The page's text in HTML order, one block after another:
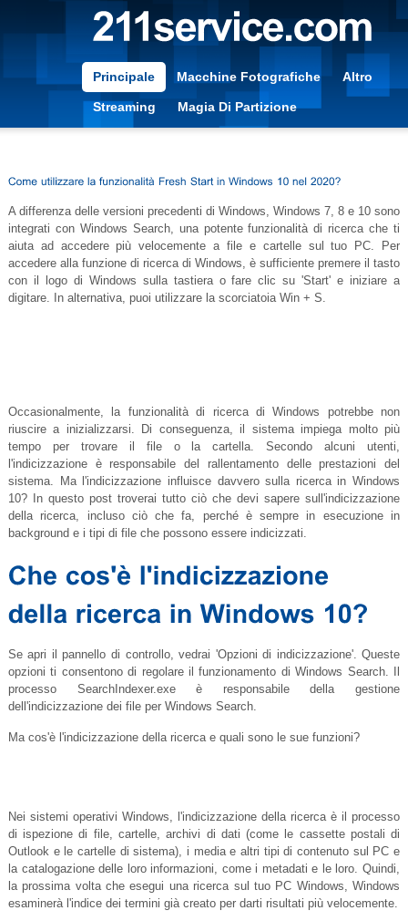
Principale Macchine Fotografiche Altro
Streaming Magia Di Partizione
A differenza delle versioni precedenti di Windows, Windows 7, 8 e 10 sono
integrati con Windows Search, una potente funzionalità di ricerca che ti
aiuta ad accedere più velocemente a file e cartelle sul tuo PC. Per
accedere alla funzione di ricerca di Windows, è sufficiente premere il tasto
con il logo di Windows sulla tastiera o fare clic su 'Start' e iniziare a
digitare. In alternativa, puoi utilizzare la scorciatoia Win + S.
Occasionalmente, la funzionalità di ricerca di Windows potrebbe non
riuscire a inizializzarsi. Di conseguenza, il sistema impiega molto più
tempo per trovare il file o la cartella. Secondo alcuni utenti,
l'indicizzazione è responsabile del rallentamento delle prestazioni del
sistema. Ma l'indicizzazione influisce davvero sulla ricerca in Windows
10? In questo post troverai tutto ciò che devi sapere sull'indicizzazione
della ricerca, incluso ciò che fa, perché è sempre in esecuzione in
background e i tipi di file che possono essere indicizzati.
Se apri il pannello di controllo, vedrai 'Opzioni di indicizzazione'. Queste
opzioni ti consentono di regolare il funzionamento di Windows Search. Il
processo SearchIndexer.exeè responsabile della gestione
dell'indicizzazione dei file per Windows Search.
Ma cos'è l'indicizzazione della ricerca e quali sono le sue funzioni?
Nei sistemi operativi Windows, l'indicizzazione della ricerca è il processo
di ispezione di file, cartelle, archivi di dati (come le cassette postali di
Outlook e le cartelle di sistema), i media e altri tipi di contenuto sul PC e
la catalogazione delle loro informazioni, come i metadati e le loro. Quindi,
la prossima volta che esegui una ricerca sul tuo PC Windows, Windows
esaminerà l'indice dei termini già creato per darti risultati più velocemente.